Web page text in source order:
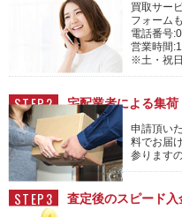
買取サー
フォーム
電話番号:
営業時間
※土・祝
STEP2 宅配業者による集荷
申請頂い
料でお届
参ります
STEP3 査定後のスピード入